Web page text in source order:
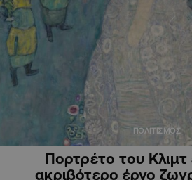
ΠΟΛΙΤΙΣΜΟΣ
Πορτρέτο του Κλιμτ
ακριβότερο έργο